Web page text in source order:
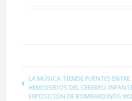
LA MÚSICA TIENDE PUENTES ENTRE
HEMISFERIOS DEL CEREBRO
EXPOSICIÓN DE BOMBARDINOS